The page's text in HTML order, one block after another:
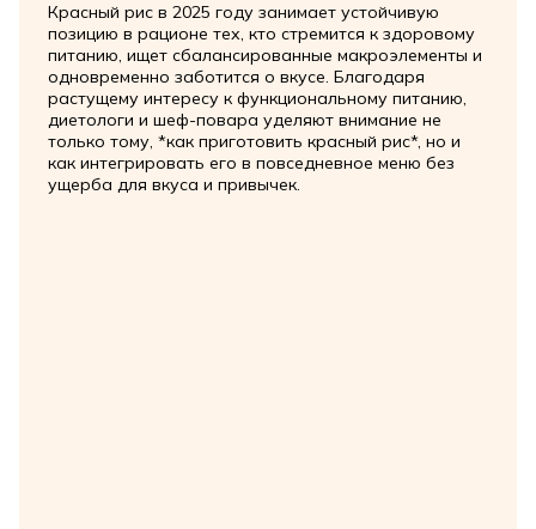
Красный рис в 2025 году занимает устойчивую
позицию в рационе тех, кто стремится к здоровому
питанию, ищет сбалансированные макроэлементы и
одновременно заботится о вкусе. Благодаря
растущему интересу к функциональному питанию,
диетологи и шеф-повара уделяют внимание не
только тому, *как приготовить красный рис*, но и
как интегрировать его в повседневное меню без
ущерба для вкуса и привычек.